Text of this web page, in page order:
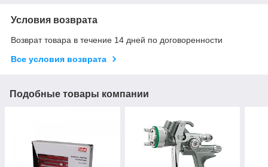
Условия возврата
Возврат товара в течение 14 дней по договоренности
Все условия возврата
Подобные товары компании